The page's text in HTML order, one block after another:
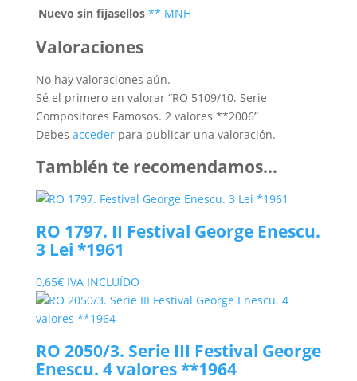
Nuevo sin fijasellos ** MNH
Valoraciones
No hay valoraciones aún.
Sé el primero en valorar “RO 5109/10. Serie
Compositores Famosos. 2 valores **2006”
Debes accederpara publicar una valoración.
También te recomendamos…
RO 1797. II Festival George Enescu.
3 Lei *1961
0,65€ IVA INCLUÍDO
RO 2050/3. Serie III Festival George
Enescu. 4 valores **1964